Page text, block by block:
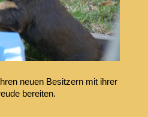
neuen Besitzern mit ihrer
bereiten.